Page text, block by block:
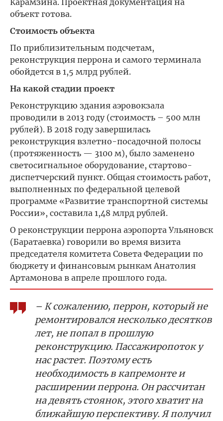
Карамзина. Проектная документация на
объект готова.
Стоимость объекта
По приблизительным подсчетам,
реконструкция перрона и самого терминала
обойдется в 1,5 млрд рублей.
На какой стадии проект
Реконструкцию здания аэровокзала
проводили в 2013 году (стоимость – 500 млн
рублей). В 2018 году завершилась
реконструкция взлетно-посадочной полосы
(протяженность — 3100 м), было заменено
светосигнальное оборудование, стартово-
диспетчерский пункт. Общая стоимость работ,
выполненных по федеральной целевой
программе «Развитие транспортной системы
России», составила 1,48 млрд рублей.
О реконструкции перрона аэропорта Ульяновск
(Баратаевка) говорили во время визита
председателя комитета Совета Федерации по
бюджету и финансовым рынкам Анатолия
Артамонова в апреле прошлого года.
– К сожалению, перрон, который не
ремонтировался несколько десятков
лет, не попал в прошлую
реконструкцию. Пассажиропоток у
нас растет. Поэтому есть
необходимость в капремонте и
расширении перрона. Он рассчитан
на девять стоянок, этого хватит на
ближайшую перспективу. Я получил